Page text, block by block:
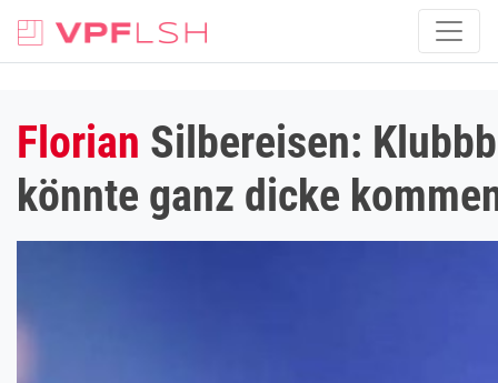
Florian Silbereisen:
könnte ganz dicke